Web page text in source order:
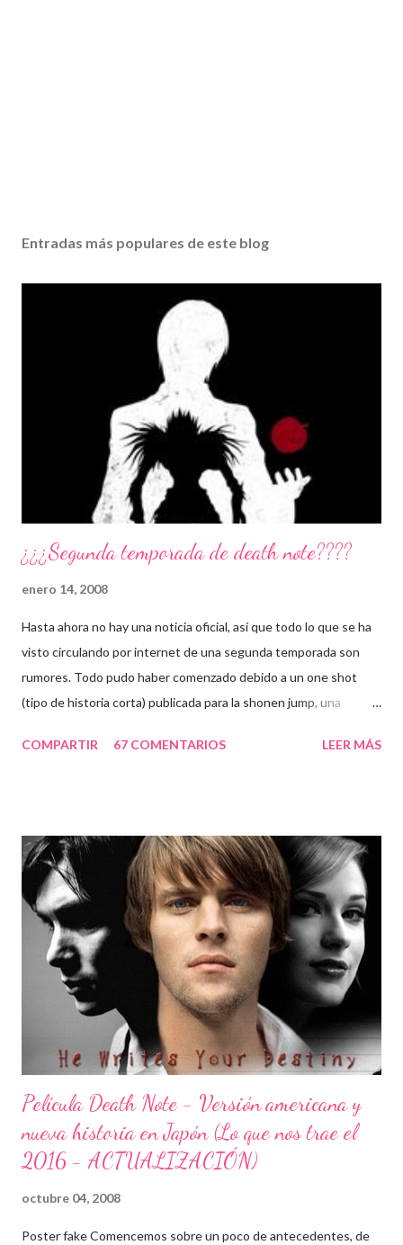
Entradas más populares de este blog
¿¿¿Segunda temporada de death note????
enero 14, 2008
Hasta ahora no hay una noticia oficial, así que todo lo que se ha
visto circulando por internet de una segunda temporada son
rumores. Todo pudo haber comenzado debido a un one shot
(tipo de historia corta) publicada para la shonen jump, una
información y/o Descargar one shot Otra de las confusiones
agosto de 2007 en Japón) y el segundo llamado "Death Note
Rewrite 2: L's Successors", (emitido 22 de agosto de 2008 en
Japón), los cuales son unos resúmenes de la misma serie. Bueno,
lo único que espero es que si en algún momento se llega a
desarrollar algún tipo de continuación, se trato de algo con buen
COMPARTIR 67 COMENTARIOS LEER MÁS
Película Death Note - Versión americana y
nueva historia en Japón (Lo que nos trae el
2016 - ACTUALIZACIÓN)
octubre 04, 2008
Poster fake Comencemos sobre un poco de antecedentes, de